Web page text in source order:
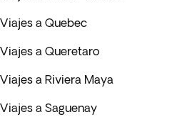
Viajes a Quebec
Viajes a Queretaro
Viajes a Riviera Maya
Viajes a Saguenay